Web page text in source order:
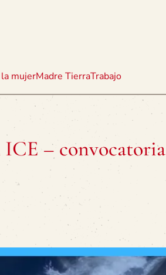
mujerMadre TierraTrabajo
ICE – convocatoria